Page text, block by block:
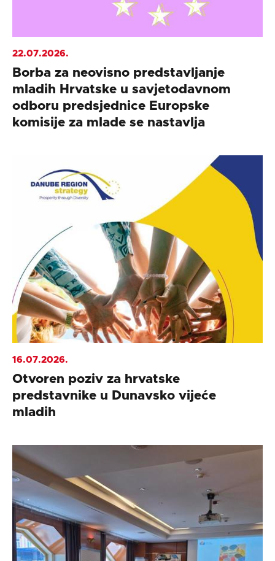
22.07.2026.
Borba za neovisno predstavljanje
mladih Hrvatske u savjetodavnom
odboru predsjednice Europske
komisije za mlade se nastavlja
16.07.2026.
Otvoren poziv za hrvatske
predstavnike u Dunavsko vijeće
mladih